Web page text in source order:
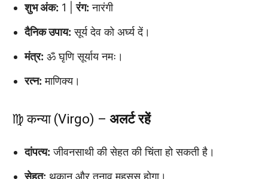
शुभ अंक: 1 |रंग: नारंगी
दैनिक उपाय: सूर्य देव को अर्घ्य दें।
मंत्र: ॐ घृणि सूर्याय नमः।
रत्न: माणिक्य।
♍ कन्या (Virgo) – अलर्ट रहें
दांपत्य: जीवनसाथी की सेहत की चिंता हो सकती है।
सेहत: थकान और तनाव महसूस होगा।